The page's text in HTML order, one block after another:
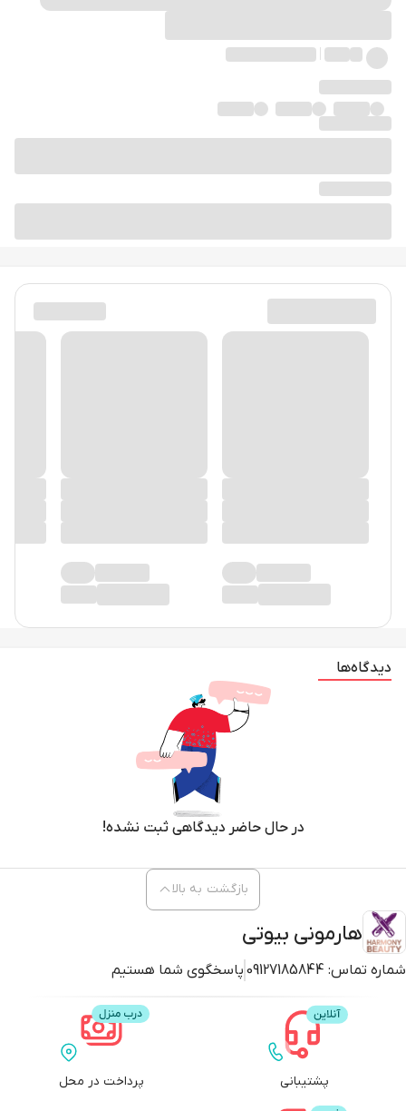
دیدگاه‌ها
در حال حاضر دیدگاهی ثبت نشده!
هارمونی بیوتی
شماره تماس: 09127185844 پاسخگوی شما هستیم
بازگشت به بالا
پشتیبانی پرداخت در محل